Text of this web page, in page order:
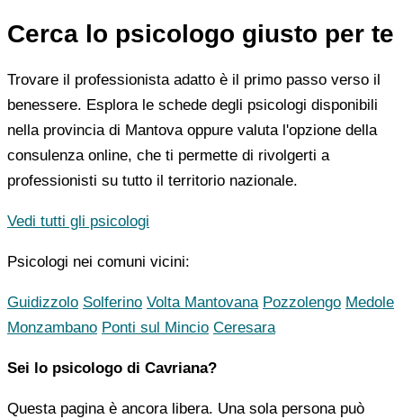
Cerca lo psicologo giusto per te
Trovare il professionista adatto è il primo passo verso il
benessere. Esplora le schede degli psicologi disponibili
nella provincia di Mantova oppure valuta l'opzione della
consulenza online, che ti permette di rivolgerti a
professionisti su tutto il territorio nazionale.
Vedi tutti gli psicologi
Psicologi nei comuni vicini:
Guidizzolo Solferino Volta Mantovana Pozzolengo Medole
Monzambano Ponti sul Mincio Ceresara
Sei lo psicologo di Cavriana?
Questa pagina è ancora libera. Una sola persona può